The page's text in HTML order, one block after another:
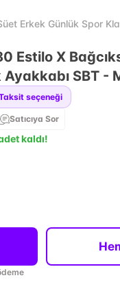
Erkek Günlük Spor
Estilo X
SBT -
seçeneği
Satıcıya Sor
kaldı!